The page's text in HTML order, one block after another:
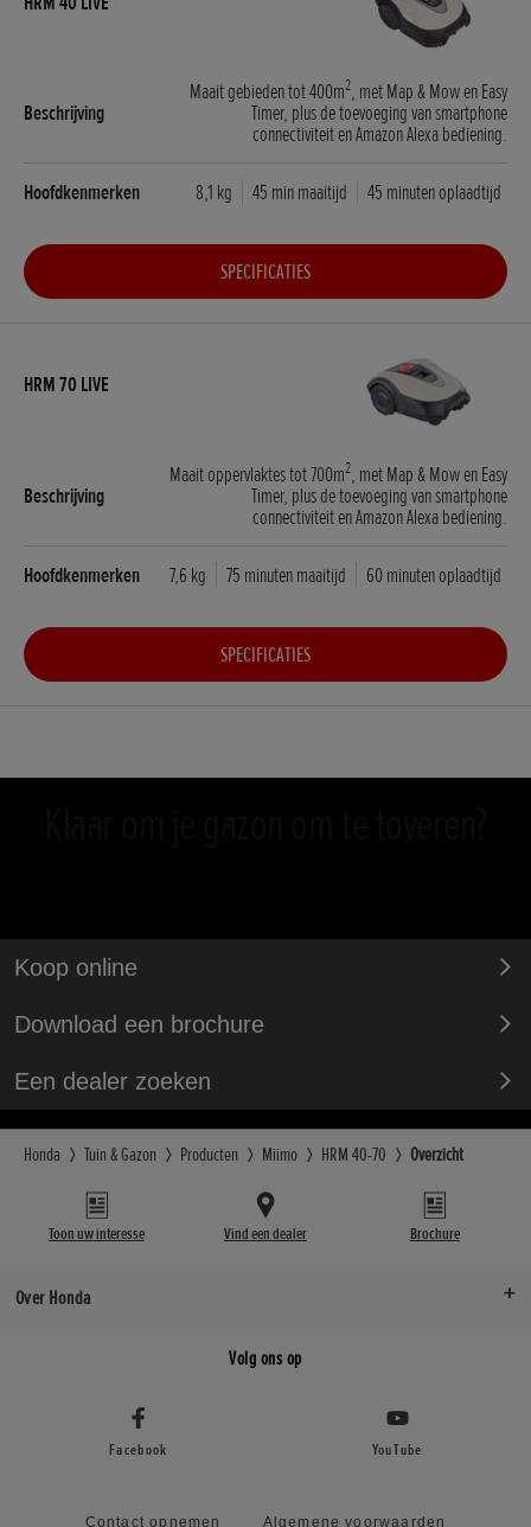
Maait gebieden tot 400m2, met Map & Mow en Easy
Timer, plus de toevoeging van smartphone
connectiviteit en Amazon Alexa bediening.
8,1 kg 45 min maaitijd 45 minuten oplaadtijd
SPECIFICATIES
Maait oppervlaktes tot 700m2, met Map & Mow en Easy
Timer, plus de toevoeging van smartphone
connectiviteit en Amazon Alexa bediening.
7,6 kg 75 minuten maaitijd 60 minuten oplaadtijd
SPECIFICATIES
Koop online
Download een brochure
Een dealer zoeken
Honda Tuin & Gazon Producten Miimo HRM 40-70 Overzicht
Toon uw interesse Vind een dealer Brochure
Over Honda
Volg ons op
Facebook YouTube
Contact opnemen Algemene voorwaarden